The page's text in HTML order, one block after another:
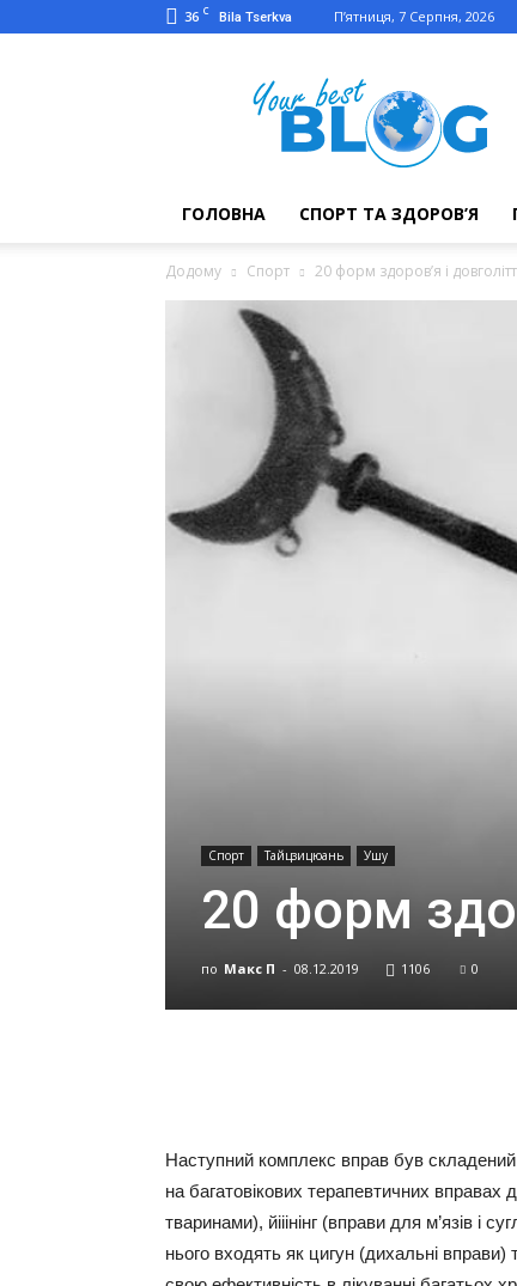
36 C Bila Tserkva П’ятниця, 7 Серпня, 2026
кращий
блог
ГОЛОВНА СПОРТ ТА ЗДОРОВ’Я
Додому Спорт 20 форм здоров’я і
Спорт Тайцзицюань Ушу
20 форм
по Макс П - 08.12.2019 1106 0
Наступний комплекс вправ був
на багатовікових терапевтичних вправах
тваринами), йііінінг (вправи для м’язів і
нього входять як цигун (дихальні вправи)